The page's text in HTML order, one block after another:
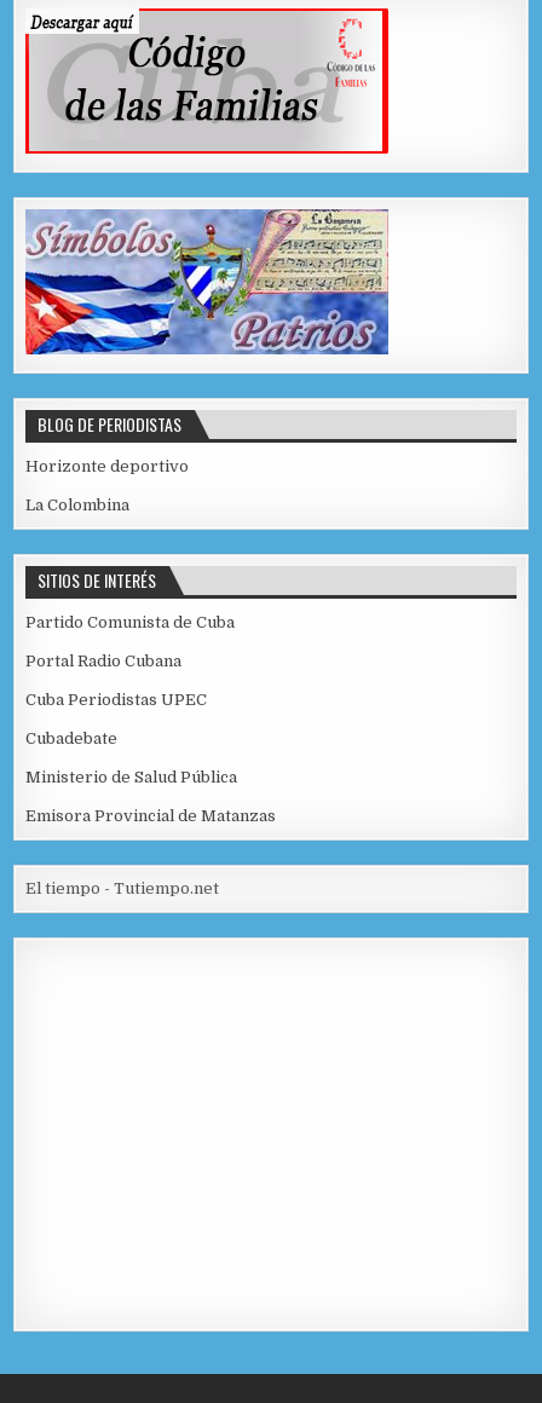
BLOG DE PERIODISTAS
Horizonte deportivo
La Colombina
SITIOS DE INTERÉS
Partido Comunista de Cuba
Portal Radio Cubana
Cuba Periodistas UPEC
Cubadebate
Ministerio de Salud Pública
Emisora Provincial de Matanzas
El tiempo - Tutiempo.net